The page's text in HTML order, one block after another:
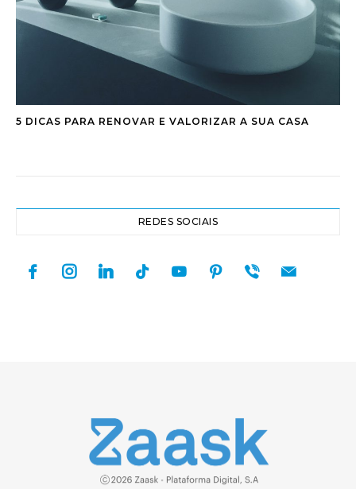
5 DICAS PARA RENOVAR E VALORIZAR A SUA CASA
REDES SOCIAIS
facebookinstagramlinkedintiktok youtubepinterest
viber mail